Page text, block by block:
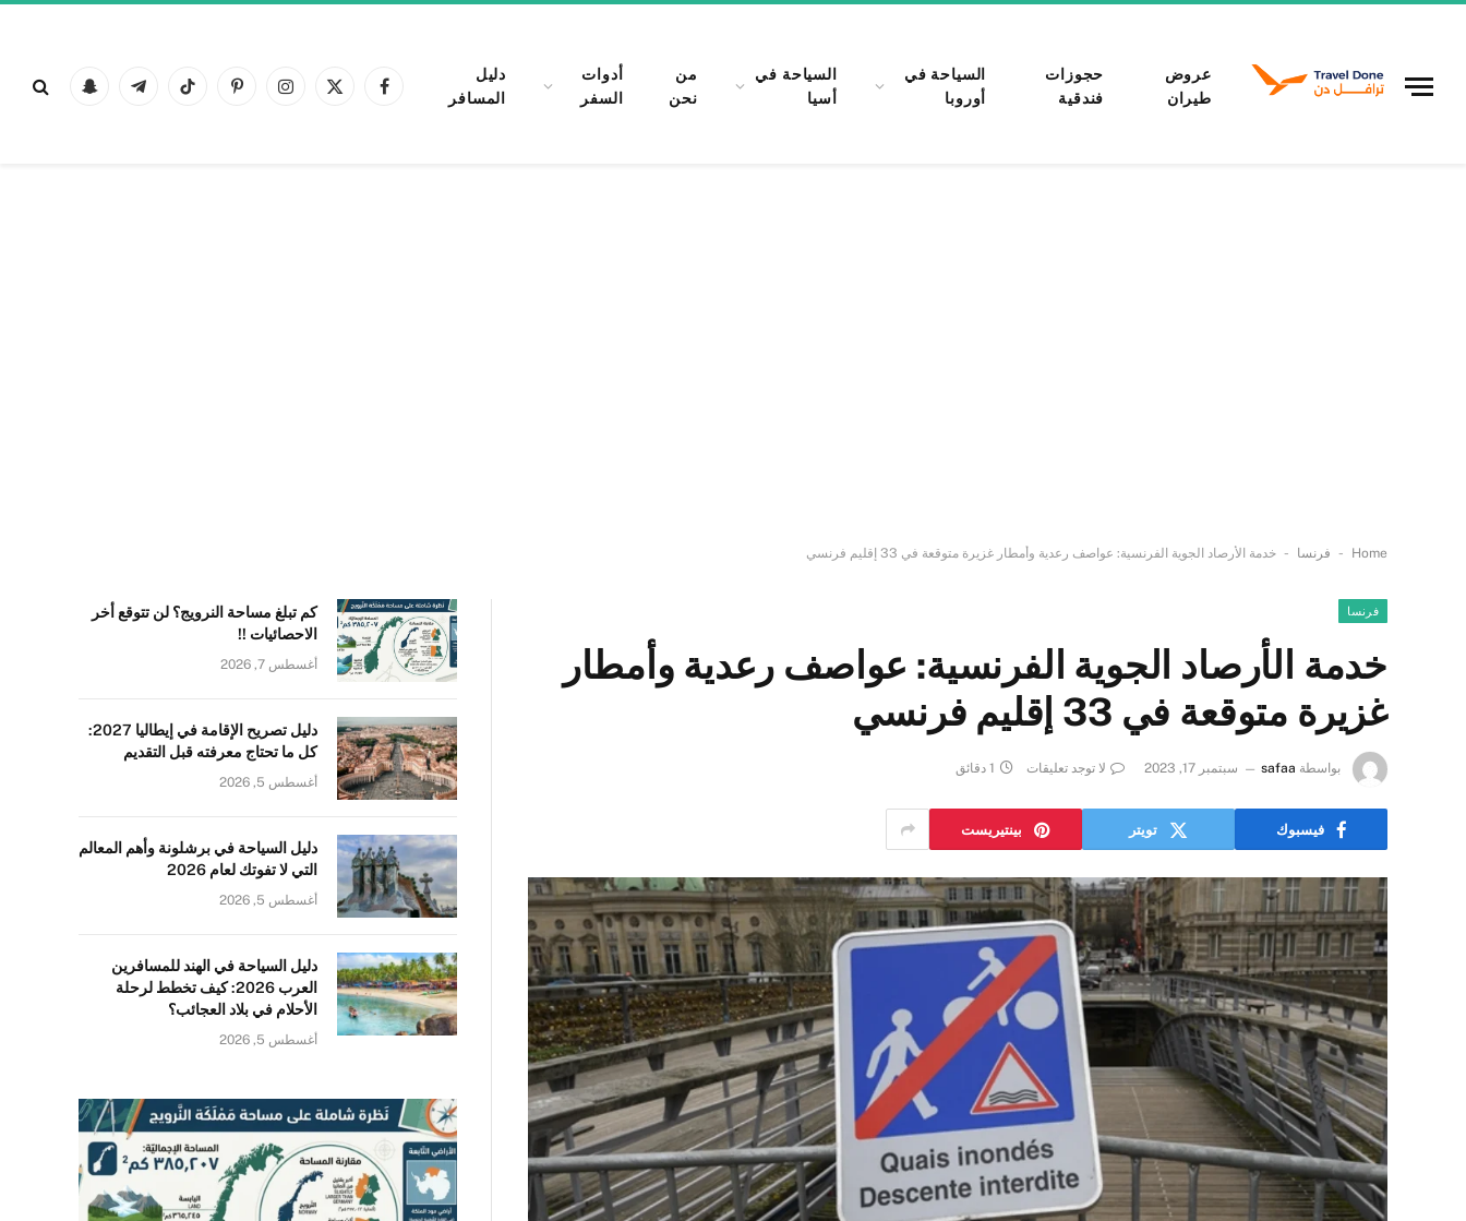
عروض
طيران
حجوزات
فندقية
السياحة في
أوروبا
السياحة في
أسيا
من
نحن
أدوات
السفر
دليل
المسافر
فيسبوكX
الانستغرامبينتيريستتيكتوك تيلقرام Snapchat
Home
- فرنسا - خدمة الأرصاد الجوية الفرنسية: عواصف رعدية وأمطار غزيرة متوقعة في 33 إقليم فرنسي
فرنسا
خدمة الأرصاد الجوية الفرنسية: عواصف رعدية وأمطار
غزيرة متوقعة في 33 إقليم فرنسي
بواسطة safaa سبتمبر 17, 2023 لا توجد تعليقات 1 دقائق
فيسبوك تويتر بينتيريست
كم تبلغ مساحة النرويج؟ لن تتوقع أخر
الاحصائيات !!
أغسطس 7, 2026
دليل تصريح الإقامة في إيطاليا 2027:
كل ما تحتاج معرفته قبل التقديم
أغسطس 5, 2026
دليل السياحة في برشلونة وأهم المعالم
التي لا تفوتك لعام 2026
أغسطس 5, 2026
دليل السياحة في الهند للمسافرين
العرب 2026: كيف تخطط لرحلة
الأحلام في بلاد العجائب؟
أغسطس 5, 2026